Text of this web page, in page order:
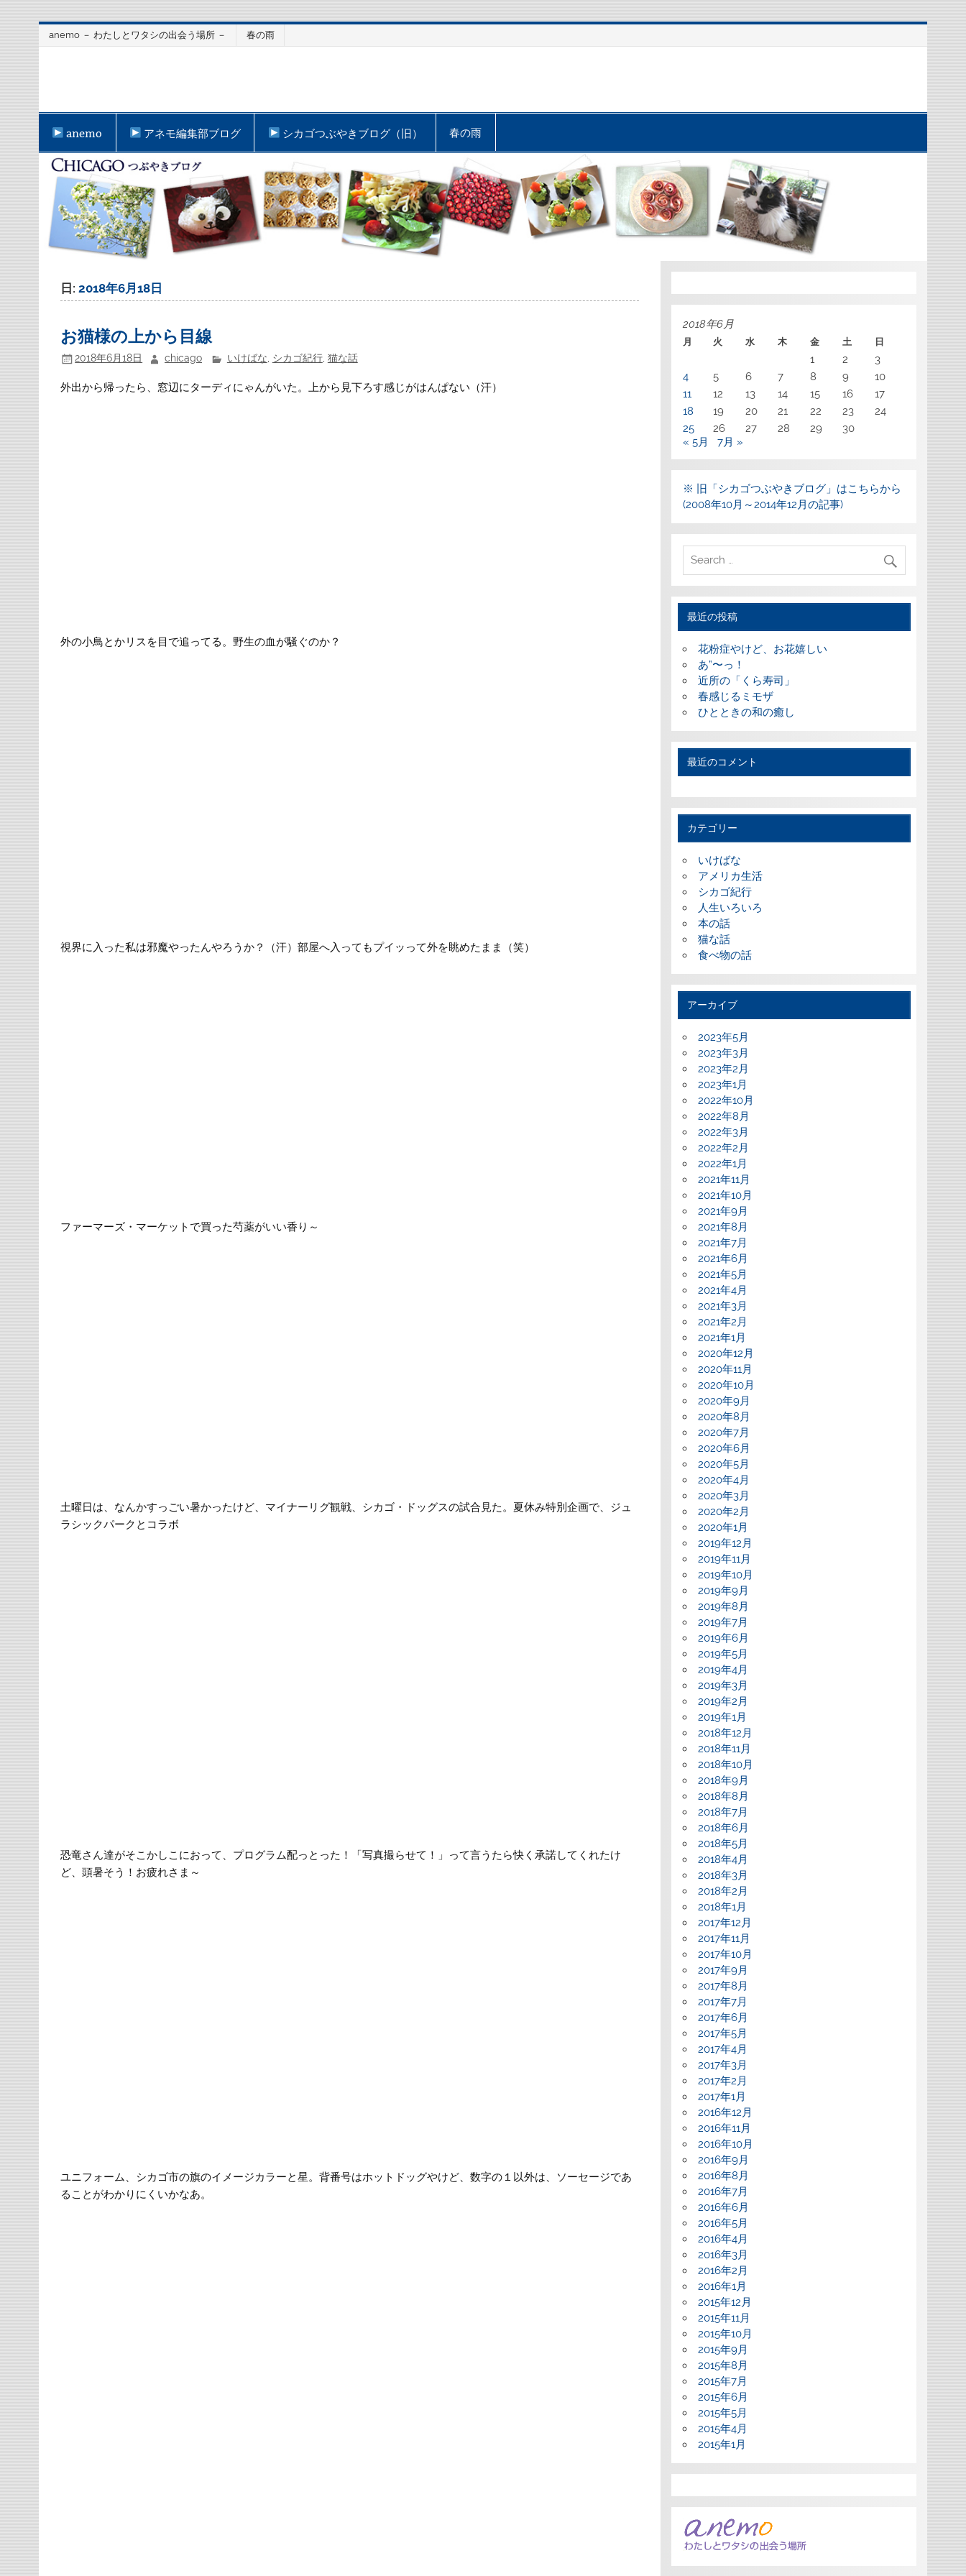
anemo － わたしとワタシの出会う場所 － 春の雨
anemo アネモ編集部ブログ シカゴつぶやきブログ（旧） 春の雨
日:2018年6月18日
お猫様の上から目線
2018年6月18日 chicago いけばな, シカゴ紀行, 猫な話
外出から帰ったら、窓辺にターディにゃんがいた。上から見下ろす感じがはんぱない（汗）
外の小鳥とかリスを目で追ってる。野生の血が騒ぐのか？
視界に入った私は邪魔やったんやろうか？（汗）部屋へ入ってもプイッって外を眺めたまま（笑）
ファーマーズ・マーケットで買った芍薬がいい香り～
土曜日は、なんかすっごい暑かったけど、マイナーリグ観戦、シカゴ・ドッグスの試合見た。夏休み特別企画で、ジュ
ラシックパークとコラボ
恐竜さん達がそこかしこにおって、プログラム配っとった！「写真撮らせて！」って言うたら快く承諾してくれたけ
ど、頭暑そう！お疲れさま～
ユニフォーム、シカゴ市の旗のイメージカラーと星。背番号はホットドッグやけど、数字の１以外は、ソーセージであ
ることがわかりにくいかなあ。
2018年6月
月 火 水 木 金 土 日
1 2
3
4
5 6 7 8 9
10
11
12 13 14 15 16
17
18
19 20 21 22 23
24
25
26 27 28 29
30
« 5月
7月 »
※ 旧「シカゴつぶやきブログ」はこちらから
(2008年10月～2014年12月の記事)
最近の投稿
花粉症やけど、お花嬉しい
あ”〜っ！
近所の「くら寿司」
春感じるミモザ
ひとときの和の癒し
最近のコメント
カテゴリー
いけばな
アメリカ生活
シカゴ紀行
人生いろいろ
本の話
猫な話
食べ物の話
アーカイブ
2023年5月
2023年3月
2023年2月
2023年1月
2022年10月
2022年8月
2022年3月
2022年2月
2022年1月
2021年11月
2021年10月
2021年9月
2021年8月
2021年7月
2021年6月
2021年5月
2021年4月
2021年3月
2021年2月
2021年1月
2020年12月
2020年11月
2020年10月
2020年9月
2020年8月
2020年7月
2020年6月
2020年5月
2020年4月
2020年3月
2020年2月
2020年1月
2019年12月
2019年11月
2019年10月
2019年9月
2019年8月
2019年7月
2019年6月
2019年5月
2019年4月
2019年3月
2019年2月
2019年1月
2018年12月
2018年11月
2018年10月
2018年9月
2018年8月
2018年7月
2018年6月
2018年5月
2018年4月
2018年3月
2018年2月
2018年1月
2017年12月
2017年11月
2017年10月
2017年9月
2017年8月
2017年7月
2017年6月
2017年5月
2017年4月
2017年3月
2017年2月
2017年1月
2016年12月
2016年11月
2016年10月
2016年9月
2016年8月
2016年7月
2016年6月
2016年5月
2016年4月
2016年3月
2016年2月
2016年1月
2015年12月
2015年11月
2015年10月
2015年9月
2015年8月
2015年7月
2015年6月
2015年5月
2015年4月
2015年1月